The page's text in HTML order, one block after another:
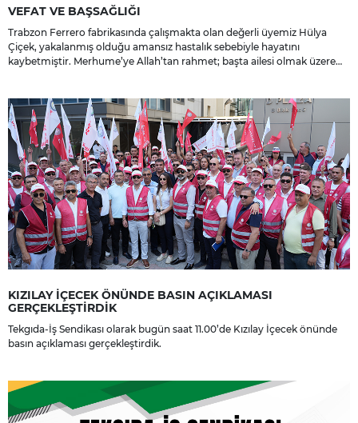
VEFAT VE BAŞSAĞLIĞI
Trabzon Ferrero fabrikasında çalışmakta olan değerli üyemiz Hülya
Çiçek, yakalanmış olduğu amansız hastalık sebebiyle hayatını
kaybetmiştir. Merhume’ye Allah’tan rahmet; başta ailesi olmak üzere
KIZILAY İÇECEK ÖNÜNDE BASIN AÇIKLAMASI
GERÇEKLEŞTİRDİK
Tekgıda-İş Sendikası olarak bugün saat 11.00’de Kızılay İçecek önünde
basın açıklaması gerçekleştirdik.